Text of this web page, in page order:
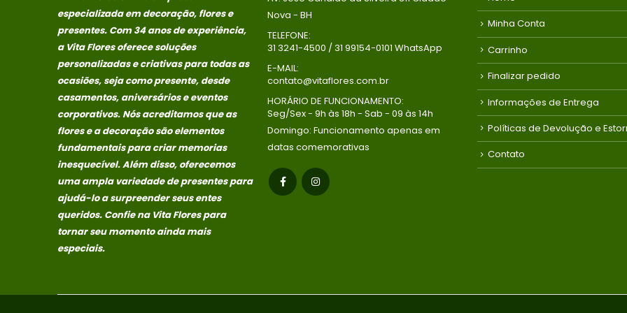
especializada em decoração, flores e
presentes. Com 34 anos de experiência,
a Vita Flores oferece soluções
personalizadas e criativas para todas as
ocasiões, seja como presente, desde
casamentos, aniversários e eventos
corporativos. Nós acreditamos que as
flores e a decoração são elementos
fundamentais para criar memorias
inesquecível. Além disso, oferecemos
uma ampla variedade de presentes para
ajudá-lo a surpreender seus entes
queridos. Confie na Vita Flores para
tornar seu momento ainda mais
especiais.
Nova - BH
TELEFONE:
31 3241-4500 / 31 99154-0101 WhatsApp
E-MAIL:
contato@vitaflores.com.br
HORÁRIO DE FUNCIONAMENTO:
Seg/Sex - 9h às 18h - Sab - 09 às 14h
Domingo: Funcionamento apenas em
datas comemorativas
Minha Conta
Carrinho
Finalizar pedido
Informações de Entrega
Políticas de Devolução e
Contato